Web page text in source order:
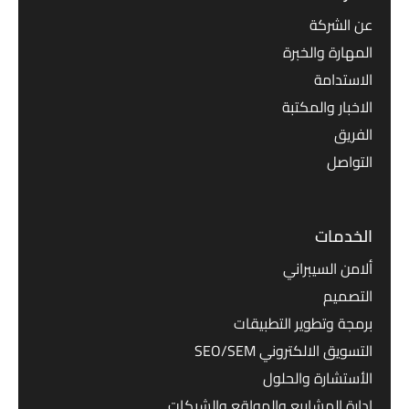
عن الشركة
المهارة والخبرة
الاستدامة
الاخبار والمكتبة
الفريق
التواصل
الخدمات
ألامن السيبراني
التصميم
برمجة وتطوير التطبيقات
التسويق الالكتروني SEO/SEM
الأستشارة والحلول